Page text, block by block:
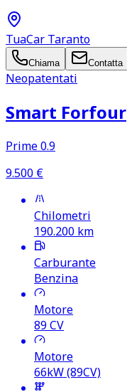
TuaCar Taranto
Chiama Contatta
Neopatentati
Smart Forfour
Prime 0.9
9.500 €
Chilometri
190.200 km
Carburante
Benzina
Motore
89CV
Motore
66kW (89CV)